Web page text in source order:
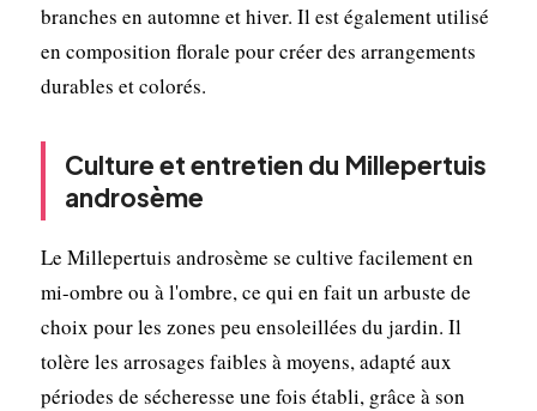
branches en automne et hiver. Il est également utilisé
en composition florale pour créer des arrangements
durables et colorés.
Culture et entretien du Millepertuis
androsème
Le Millepertuis androsème se cultive facilement en
mi-ombre ou à l'ombre, ce qui en fait un arbuste de
choix pour les zones peu ensoleillées du jardin. Il
tolère les arrosages faibles à moyens, adapté aux
périodes de sécheresse une fois établi, grâce à son